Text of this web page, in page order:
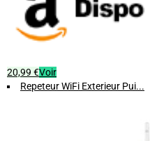
20,99 €Voir
Repeteur WiFi Exterieur Pui...